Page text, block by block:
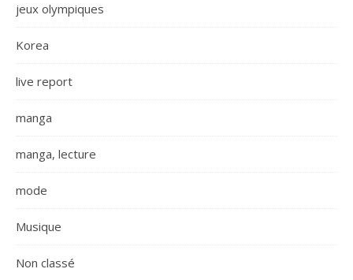
jeux olympiques
Korea
live report
manga
manga, lecture
mode
Musique
Non classé